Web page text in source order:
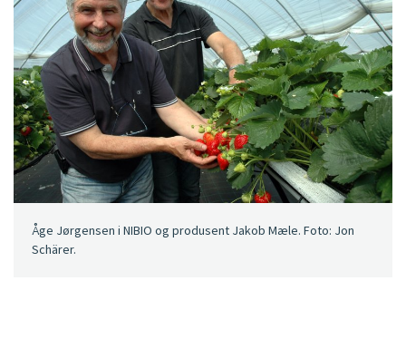
Åge Jørgensen i NIBIO og produsent Jakob Mæle. Foto: Jon
Schärer.